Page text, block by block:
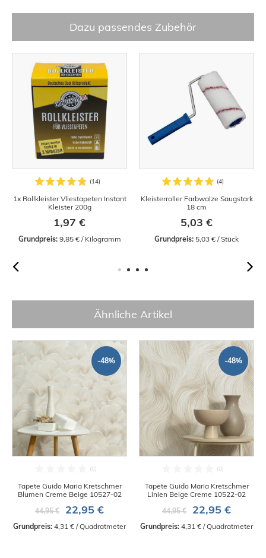
Dazu passendes Zubehör
1x Rollkleister Vliestapeten Instant
Kleister 200g
1,97 €
Grundpreis: 9,85 € / Kilogramm
Kleisterroller Farbwalze Saugstark
18 cm
5,03 €
Grundpreis: 5,03 € / Stück
Ähnliche Artikel
-48%
Tapete Guido Maria Kretschmer
Blumen Creme Beige 10527-02
44,95 €
22,95 €
Grundpreis: 4,31 € / Quadratmeter
-48%
Tapete Guido Maria Kretschmer
Linien Beige Creme 10522-02
44,95 €
22,95 €
Grundpreis: 4,31 € / Quadratmeter